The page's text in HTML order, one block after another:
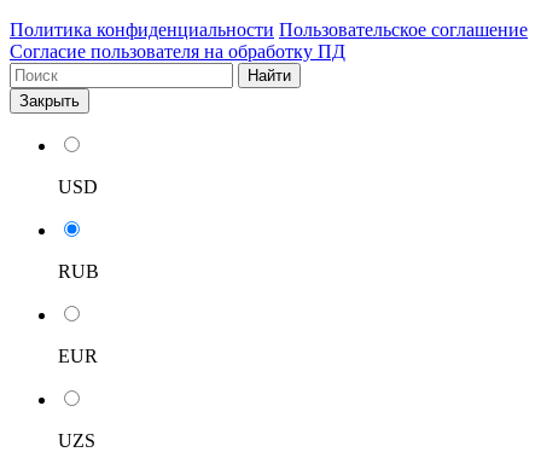
Политика конфиденциальности Пользовательское соглашение
Согласие пользователя на обработку ПД
Найти
Закрыть
USD
RUB
EUR
UZS